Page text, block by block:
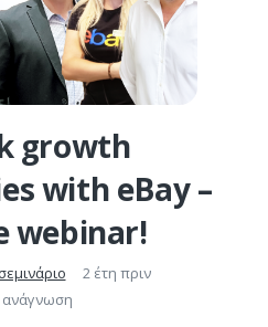
growth
with eBay –
webinar!
2 έτη πριν
ανάγνωση